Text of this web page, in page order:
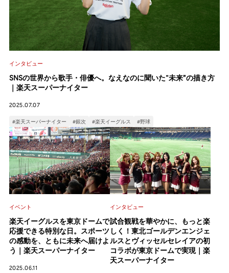
インタビュー
SNSの世界から歌手・俳優へ。なえなのに聞いた“未来”の描き方
｜楽天スーパーナイター
2025.07.07
#楽天スーパーナイター #銀次 #楽天イーグルス #野球
イベント
楽天イーグルスを東京ドームで
応援できる特別な日。スポーツ
の感動を、ともに未来へ届けよ
う｜楽天スーパーナイター
2025.06.11
インタビュー
試合観戦を華やかに、もっと楽
しく！東北ゴールデンエンジェ
ルスとヴィッセルセレイアの初
コラボが東京ドームで実現｜楽
天スーパーナイター